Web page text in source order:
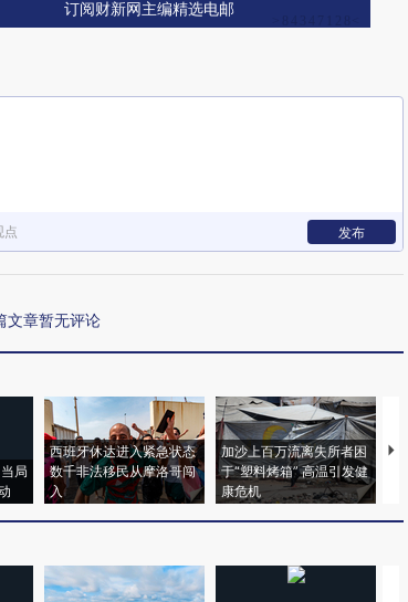
订阅财新网主编精选电邮
点 发布
文章暂无评论
局
西班牙休达进入紧急状态
数千非法移民从摩洛哥闯
入
加沙上百万流离失所者困
于“塑料烤箱” 高温引发健
康危机
视